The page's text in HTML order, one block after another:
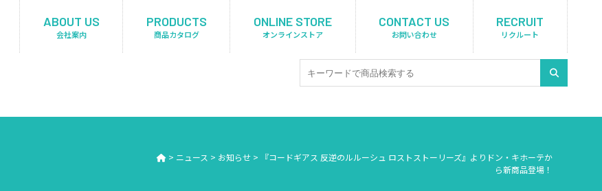
ABOUT US
会社案内
PRODUCTS
商品カタログ
ONLINE STORE
オンラインストア
CONTACT US
お問い合わせ
RECRUIT
リクルート
> ニュース > お知らせ >
『コードギアス 反逆のルルーシュ ロストストーリーズ』よりドン・キホーテか
ら新商品登場！